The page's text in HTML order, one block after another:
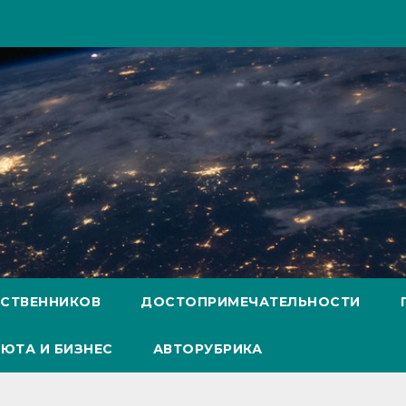
ДОСТОПРИМЕЧАТЕЛЬНОСТИ
И БИЗНЕС АВТОРУБРИКА